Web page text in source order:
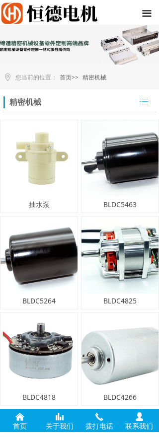
끀
抽水泵 BLDC5463
BLDC5264 BLDC4825
BLDC4818 BLDC4266
上一页 下一页
19
您当前的位置： 首页>> 精密机械
精密机械 ꂇ
낀
首页
뀲
关于我们
끅
拨打电话
넙
联系我们